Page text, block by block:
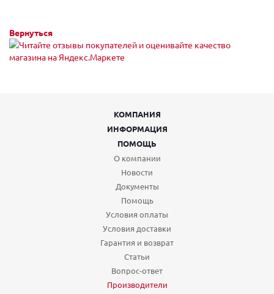
Вернуться
КОМПАНИЯ
ИНФОРМАЦИЯ
ПОМОЩЬ
О компании
Новости
Документы
Помощь
Условия оплаты
Условия доставки
Гарантия и возврат
Статьи
Вопрос-ответ
Производители